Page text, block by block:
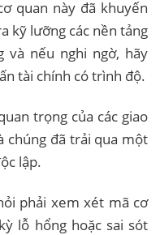
quan này đã khuyến
kỹ lưỡng các nền tảng
và nếu nghi ngờ, hãy
tài chính có trình độ.
trọng của các giao
chúng đã trải qua một
lập.
phải xem xét mã cơ
lỗ hổng hoặc sai sót